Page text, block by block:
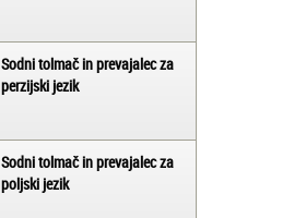
Sodni tolmač in prevajalec za
perzijski jezik
Sodni tolmač in prevajalec za
poljski jezik